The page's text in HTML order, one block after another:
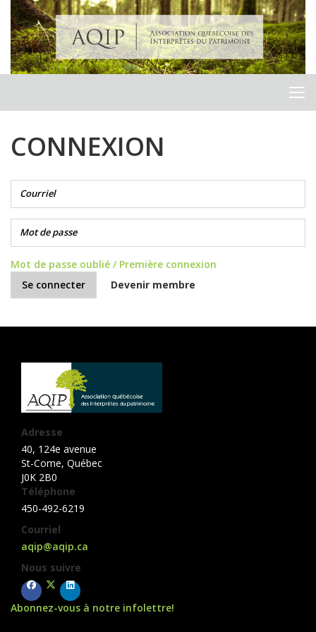
CONNEXION
Mot de passe oublié / Première connexion
Devenir membre
Adresse
40, 124e avenue
St-Come, Québec
J0K 2B0
Téléphone
450-492-6219
Courriel
aqip@aqip.ca
Nous suivre
facebookx-twitterlinkedin
Abonnez-vous à notre infolettre!